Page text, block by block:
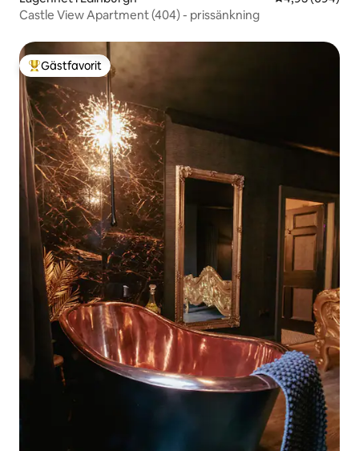
Castle View Apartment (404) - prissänkning
Populär gästfavorit
Gästfavorit